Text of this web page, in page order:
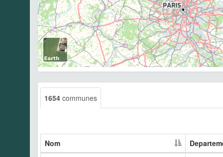
1654 communes
Nom